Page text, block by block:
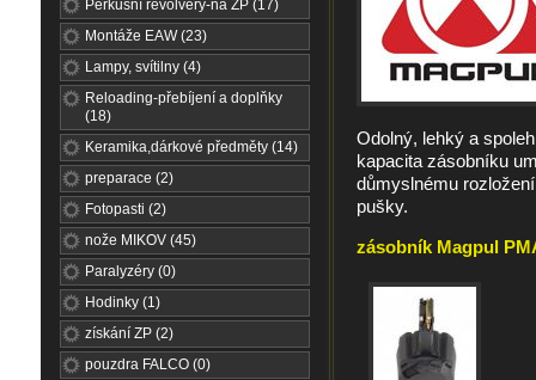
Perkusní revolvery-na ZP (17)
Montáže EAW (23)
Lampy, svítilny (4)
Reloading-přebíjení a doplňky
(18)
Keramika,dárkové předměty (14)
preparace (2)
Fotopasti (2)
nože MIKOV (45)
Paralyzéry (0)
Hodinky (1)
získání ZP (2)
pouzdra FALCO (0)
Odolný, lehký a
kapacita zásobníku
důmyslnému
pušky.
zásobník Magpul